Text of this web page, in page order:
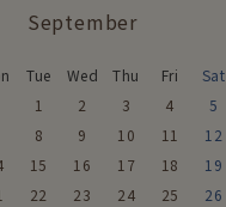
September
Tue Wed Thu Fri
Sat
1
2 3 4
5
8 9 10 11
12
15 16 17 18
19
22 23 24 25
26